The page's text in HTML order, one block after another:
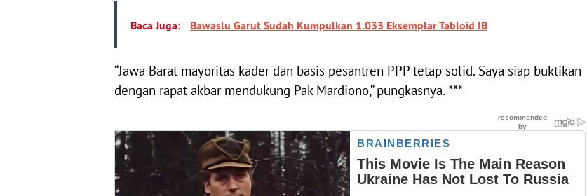
Baca Juga: Bawaslu Garut Sudah Kumpulkan 1.033 Eksemplar Tabloid IB
“Jawa Barat mayoritas kader dan basis pesantren PPP tetap solid. Saya siap buktikan
dengan rapat akbar mendukung Pak Mardiono,” pungkasnya. ***